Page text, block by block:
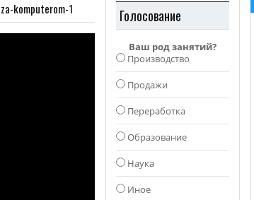
komputerom-1 Голосование
Ваш род занятий?
Производство
Продажи
Переработка
Образование
Наука
Иное